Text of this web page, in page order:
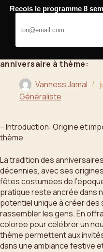
Passer
contenu
Bahoo
anniversaire à thème:
Vanness Jamal
Généraliste
– Introduction: Origine et
thème
La tradition des
décennies, avec ses
fêtes costumées de
pratique reste ancrée dans
potentiel unique à créer des
rassembler les gens. En
colorée pour célébrer un
thème permettent aux
dans une ambiance festive
Recois le programme 8